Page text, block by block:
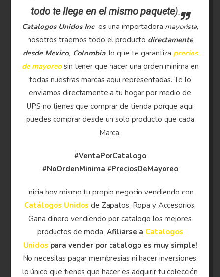
todo te llega en el mismo paquete).
Catalogos Unidos Inc es una importadora mayorista,
nosotros traemos todo el producto directamente
desde Mexico, Colombia, lo que te garantiza precios
de mayoreosin tener que hacer una orden minima en
todas nuestras marcas aqui representadas. Te lo
enviamos directamente a tu hogar por medio de
UPS no tienes que comprar de tienda porque aqui
puedes comprar desde un solo producto que cada
Marca.
#VentaPorCatalogo
#NoOrdenMinima #PreciosDeMayoreo
Inicia hoy mismo tu propio negocio vendiendo con
Catálogos Unidos de Zapatos, Ropa y Accesorios.
Gana dinero vendiendo por catalogo los mejores
productos de moda. Afiliarse a Catalogos
Unidos para vender por catalogo es muy simple!
No necesitas pagar membresias ni hacer inversiones,
lo único que tienes que hacer es adquirir tu colección